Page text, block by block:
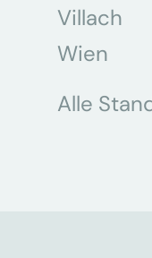
Villach
Wien
Alle